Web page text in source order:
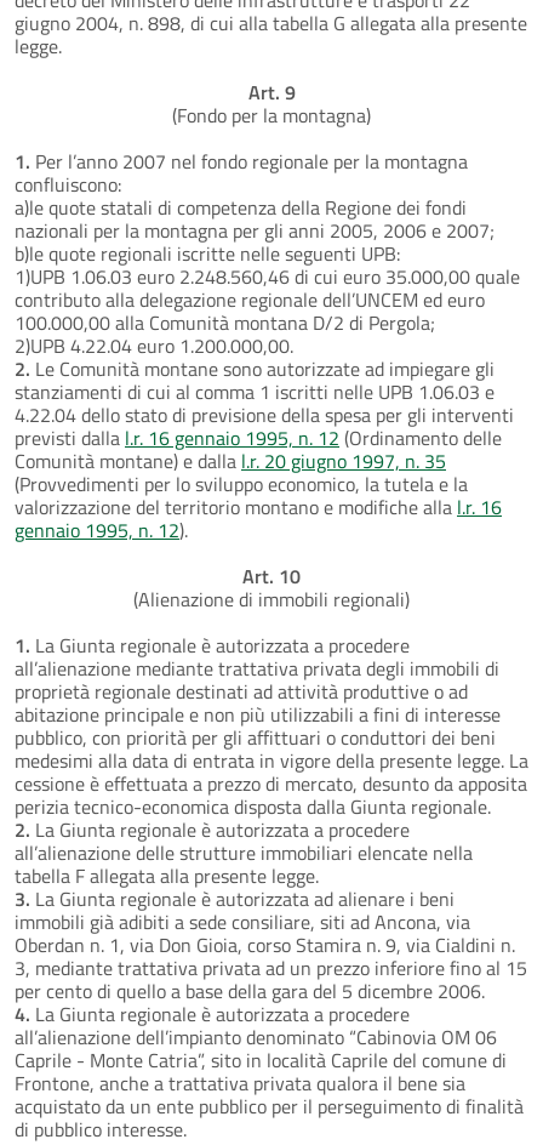
giugno 2004, n. 898, di cui alla tabella G allegata alla presente
legge.
Art. 9
(Fondo per la montagna)
1. Per l’anno 2007 nel fondo regionale per la montagna
confluiscono:
a)le quote statali di competenza della Regione dei fondi
nazionali per la montagna per gli anni 2005, 2006 e 2007;
b)le quote regionali iscritte nelle seguenti UPB:
1)UPB 1.06.03 euro 2.248.560,46 di cui euro 35.000,00 quale
contributo alla delegazione regionale dell’UNCEM ed euro
100.000,00 alla Comunità montana D/2 di Pergola;
2)UPB 4.22.04 euro 1.200.000,00.
2. Le Comunità montane sono autorizzate ad impiegare gli
stanziamenti di cui al comma 1 iscritti nelle UPB 1.06.03 e
4.22.04 dello stato di previsione della spesa per gli interventi
previsti dalla l.r. 16 gennaio 1995, n. 12 (Ordinamento delle
Comunità montane) e dalla l.r. 20 giugno 1997, n. 35
(Provvedimenti per lo sviluppo economico, la tutela e la
valorizzazione del territorio montano e modifiche alla l.r. 16
gennaio 1995, n. 12).
Art. 10
(Alienazione di immobili regionali)
1. La Giunta regionale è autorizzata a procedere
all’alienazione mediante trattativa privata degli immobili di
proprietà regionale destinati ad attività produttive o ad
abitazione principale e non più utilizzabili a fini di interesse
pubblico, con priorità per gli affittuari o conduttori dei beni
medesimi alla data di entrata in vigore della presente legge. La
cessione è effettuata a prezzo di mercato, desunto da apposita
perizia tecnico-economica disposta dalla Giunta regionale.
2. La Giunta regionale è autorizzata a procedere
all’alienazione delle strutture immobiliari elencate nella
tabella F allegata alla presente legge.
3. La Giunta regionale è autorizzata ad alienare i beni
immobili già adibiti a sede consiliare, siti ad Ancona, via
Oberdan n. 1, via Don Gioia, corso Stamira n. 9, via Cialdini n.
3, mediante trattativa privata ad un prezzo inferiore fino al 15
per cento di quello a base della gara del 5 dicembre 2006.
4. La Giunta regionale è autorizzata a procedere
all’alienazione dell’impianto denominato “Cabinovia OM 06
Caprile - Monte Catria”, sito in località Caprile del comune di
Frontone, anche a trattativa privata qualora il bene sia
acquistato da un ente pubblico per il perseguimento di finalità
di pubblico interesse.